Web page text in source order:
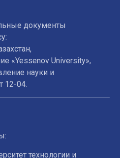
документы
«Yessenov University»,
науки и
12-04.
технологии и